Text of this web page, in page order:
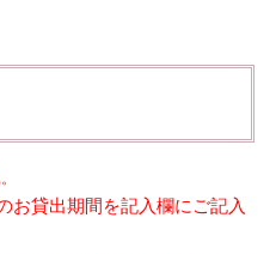
お貸出期間を記入欄にご記入